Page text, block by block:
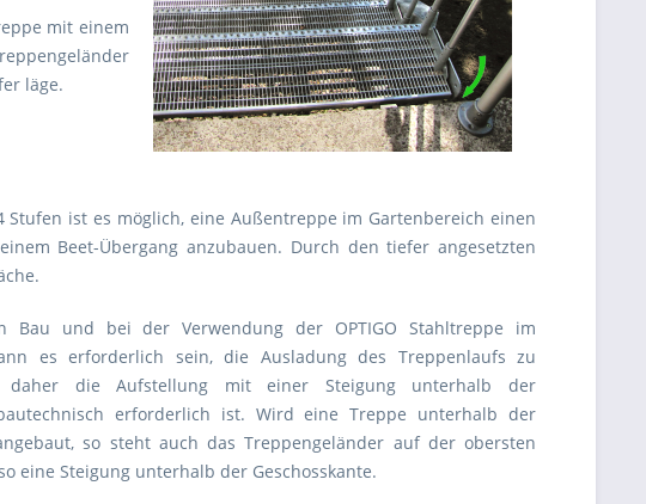
mit einem
läge.
ist es möglich, eine Außentreppe im Gartenbereich einen
Beet-Übergang anzubauen. Durch den tiefer angesetzten
Bau und bei der Verwendung der OPTIGO Stahltreppe im
es erforderlich sein, die Ausladung des Treppenlaufs zu
daher die Aufstellung mit einer Steigung unterhalb der
erforderlich ist. Wird eine Treppe unterhalb der
so steht auch das Treppengeländer auf der obersten
eine Steigung unterhalb der Geschosskante.